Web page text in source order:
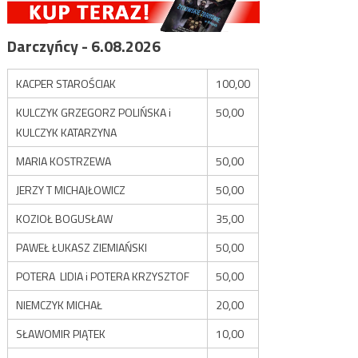
Darczyńcy - 6.08.2026
KACPER STAROŚCIAK
100,00
KULCZYK GRZEGORZ POLIŃSKA i
KULCZYK KATARZYNA
50,00
MARIA KOSTRZEWA
50,00
JERZY T MICHAJŁOWICZ
50,00
KOZIOŁ BOGUSŁAW
35,00
PAWEŁ ŁUKASZ ZIEMIAŃSKI
50,00
POTERA LIDIA i POTERA KRZYSZTOF
50,00
NIEMCZYK MICHAŁ
20,00
SŁAWOMIR PIĄTEK
10,00